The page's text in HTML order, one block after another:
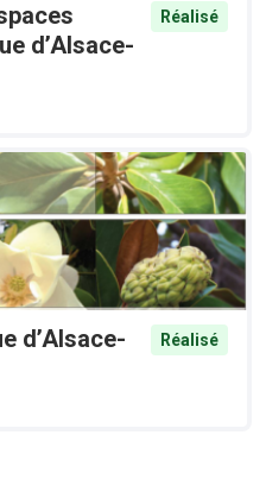
d’Alsace-
Réalisé
d’Alsace-
Réalisé